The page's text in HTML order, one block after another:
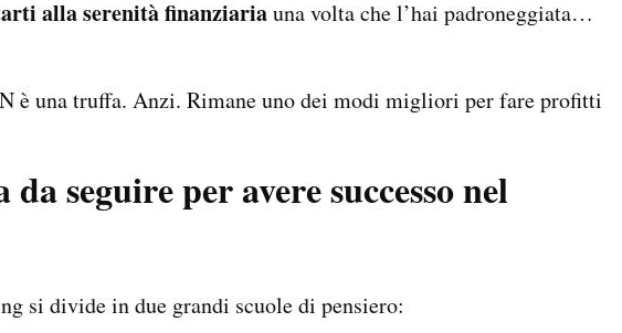
alla serenità finanziariauna volta che l’hai padroneggiata…
è una truffa. Anzi. Rimane uno dei modi migliori per fare profitti
seguire per avere successo nel
si divide in due grandi scuole di pensiero: